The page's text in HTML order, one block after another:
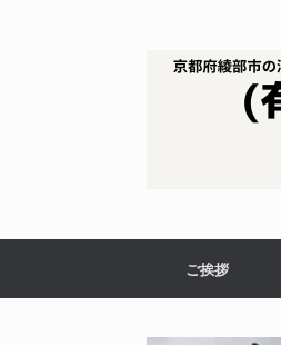
ご挨拶